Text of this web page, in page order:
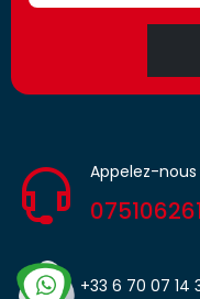
Appelez-nous
+33 6 70 07 14